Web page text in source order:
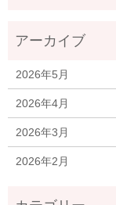
2026年5月
2026年4月
2026年3月
2026年2月